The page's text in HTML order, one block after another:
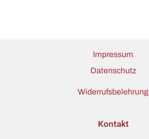
Impressum
Datenschutz
Widerrufsbelehrung
Kontakt